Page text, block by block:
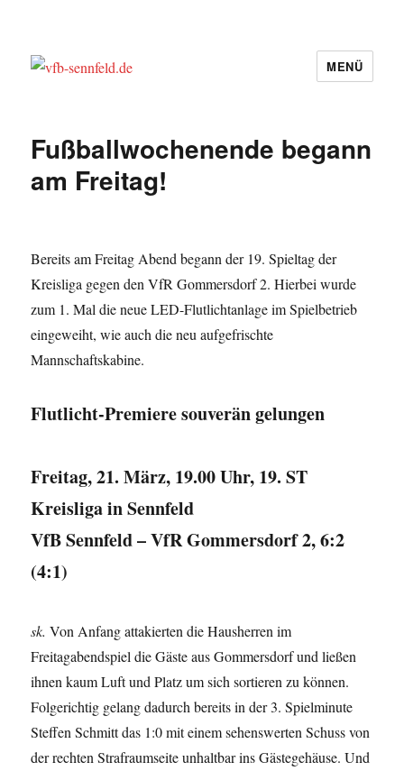
MENÜ
Fußballwochenende begann
am Freitag!
Bereits am Freitag Abend begann der 19. Spieltag der
Kreisliga gegen den VfR Gommersdorf 2. Hierbei wurde
zum 1. Mal die neue LED-Flutlichtanlage im Spielbetrieb
eingeweiht, wie auch die neu aufgefrischte
Mannschaftskabine.
Flutlicht-Premiere souverän gelungen
Freitag, 21. März, 19.00 Uhr, 19. ST
Kreisliga in Sennfeld
VfB Sennfeld – VfR Gommersdorf 2, 6:2
(4:1)
sk.Von Anfang attakierten die Hausherren im
Freitagabendspiel die Gäste aus Gommersdorf und ließen
ihnen kaum Luft und Platz um sich sortieren zu können.
Folgerichtig gelang dadurch bereits in der 3. Spielminute
Steffen Schmitt das 1:0 mit einem sehenswerten Schuss von
der rechten Strafraumseite unhaltbar ins Gästegehäuse. Und